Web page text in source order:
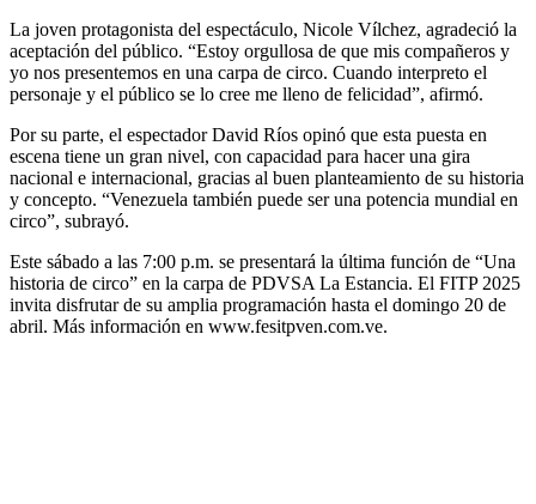
La joven protagonista del espectáculo, Nicole Vílchez, agradeció la
aceptación del público. “Estoy orgullosa de que mis compañeros y
yo nos presentemos en una carpa de circo. Cuando interpreto el
personaje y el público se lo cree me lleno de felicidad”, afirmó.
Por su parte, el espectador David Ríos opinó que esta puesta en
escena tiene un gran nivel, con capacidad para hacer una gira
nacional e internacional, gracias al buen planteamiento de su historia
y concepto. “Venezuela también puede ser una potencia mundial en
circo”, subrayó.
Este sábado a las 7:00 p.m. se presentará la última función de “Una
historia de circo” en la carpa de PDVSA La Estancia. El FITP 2025
invita disfrutar de su amplia programación hasta el domingo 20 de
abril. Más información en www.fesitpven.com.ve.